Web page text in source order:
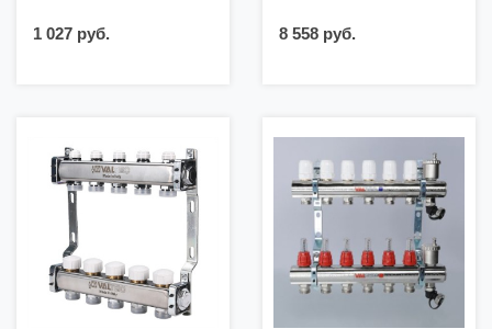
1 027 руб. 8 558 руб.